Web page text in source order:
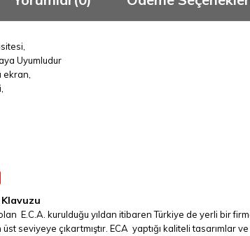
Uyumludur
ekran,
Klavuzu
E.C.A. kurulduğu yıldan itibaren Türkiye de yerli bir
seviyeye çıkartmıştır. ECA yaptığı kaliteli